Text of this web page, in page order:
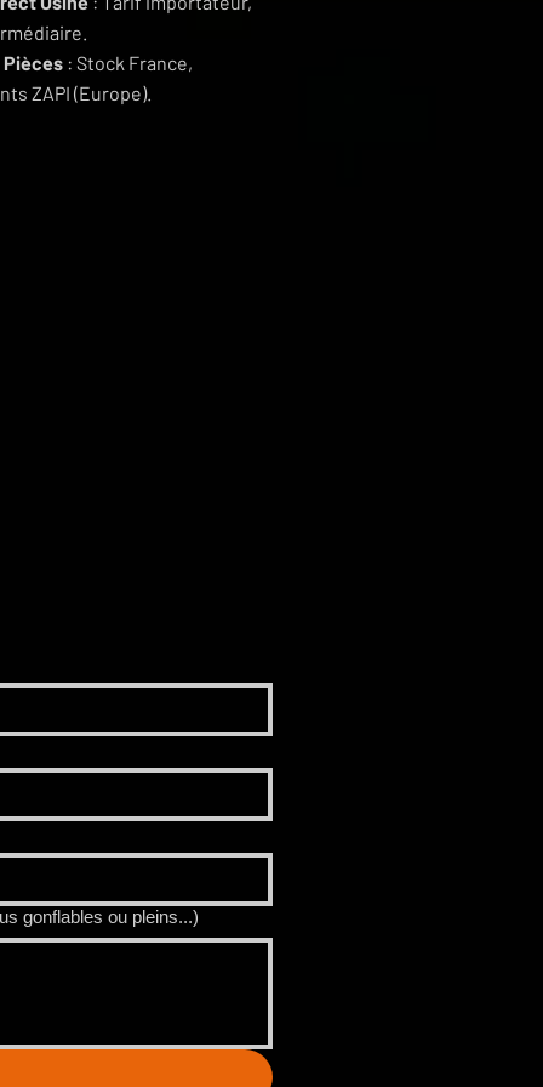
Pièces : Stock France,
ZAPI (Europe).
gonflables ou pleins...)